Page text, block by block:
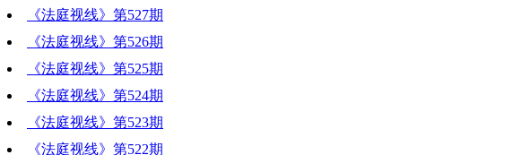
《法庭视线》第527期
《法庭视线》第526期
《法庭视线》第525期
《法庭视线》第524期
《法庭视线》第523期
《法庭视线》第522期